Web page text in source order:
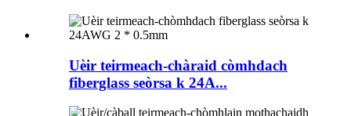
Uèir teirmeach-chàraid còmhdach
fiberglass seòrsa k 24A...